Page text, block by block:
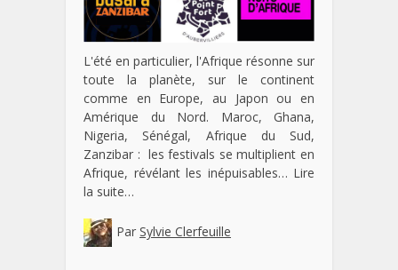
L'été en particulier, l'Afrique résonne sur
toute la planète, sur le continent
comme en Europe, au Japon ou en
Amérique du Nord. Maroc, Ghana,
Nigeria, Sénégal, Afrique du Sud,
Zanzibar : les festivals se multiplient en
Afrique, révélant les inépuisables… Lire
la suite…
Par Sylvie Clerfeuille